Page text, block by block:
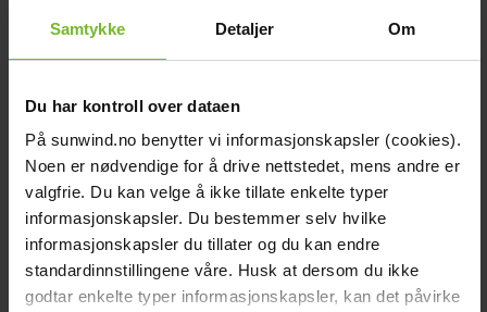
Samtykke Detaljer Om
Du har kontroll over dataen
På sunwind.no benytter vi informasjonskapsler (cookies).
Noen er nødvendige for å drive nettstedet, mens andre er
valgfrie. Du kan velge å ikke tillate enkelte typer
informasjonskapsler. Du bestemmer selv hvilke
informasjonskapsler du tillater og du kan endre
standardinnstillingene våre. Husk at dersom du ikke
godtar enkelte typer informasjonskapsler, kan det påvirke
Gasolkylskåp Sunwind Ventus 100 TC, vit
10 990,-